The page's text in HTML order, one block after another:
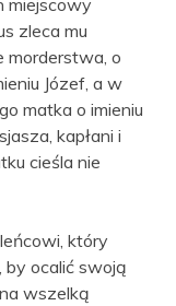
miejscowy
zleca mu
o
Józef, a w
matka o imieniu
kapłani i
cieśla nie
który
by ocalić swoją
wszelką